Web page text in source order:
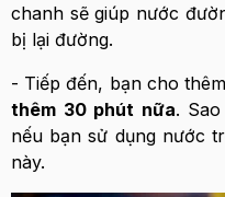
chanh sẽ giúp nước
bị lại đường.
- Tiếp đến, bạn cho
thêm 30 phút nữa.
nếu bạn sử dụng nước
này.